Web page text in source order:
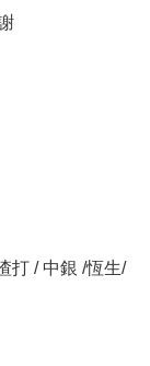
打 / 中銀 /恆生/